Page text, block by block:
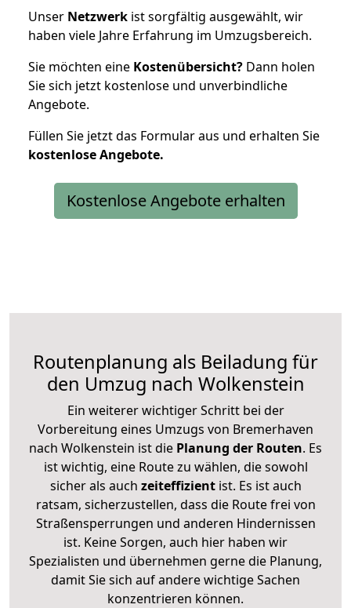
Unser Netzwerk ist sorgfältig ausgewählt, wir
haben viele Jahre Erfahrung im Umzugsbereich.
Sie möchten eine Kostenübersicht? Dann holen
Sie sich jetzt kostenlose und unverbindliche
Angebote.
Füllen Sie jetzt das Formular aus und erhalten Sie
kostenloseAngebote.
Kostenlose Angebote erhalten
Routenplanung als Beiladung für
den Umzug nach Wolkenstein
Ein weiterer wichtiger Schritt bei der
Vorbereitung eines Umzugs von Bremerhaven
nach Wolkenstein ist die Planung der Routen. Es
ist wichtig, eine Route zu wählen, die sowohl
sicher als auch zeiteffizientist. Es ist auch
ratsam, sicherzustellen, dass die Route frei von
Straßensperrungen und anderen Hindernissen
ist. Keine Sorgen, auch hier haben wir
Spezialisten und übernehmen gerne die Planung,
damit Sie sich auf andere wichtige Sachen
konzentrieren können.